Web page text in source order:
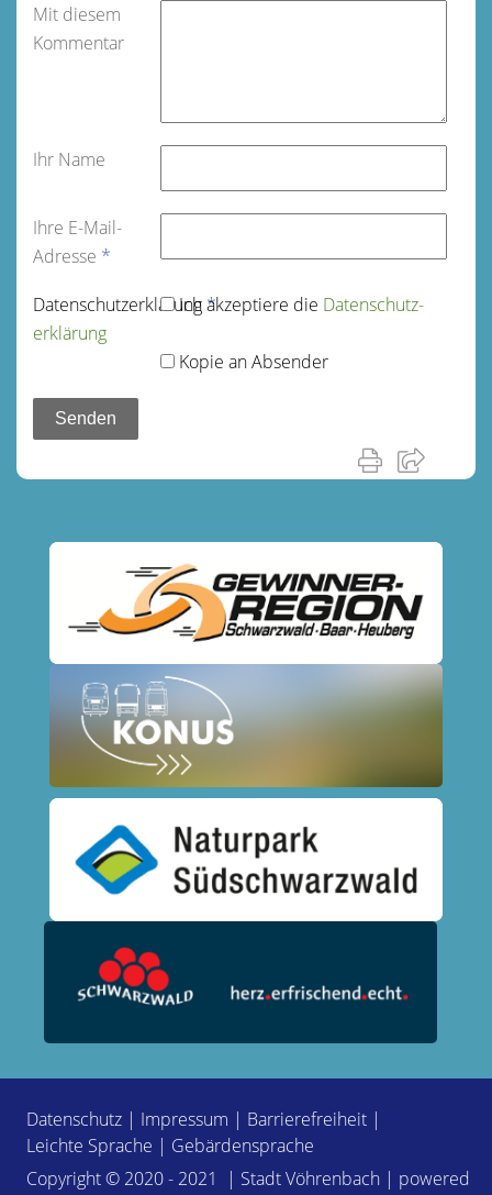
Mit diesem
Kommentar
Ihr Name
Ihre E-Mail-
Adresse *
Datenschutz­erklärung*
Ich akzeptiere die Datenschutz­
erklärung
Kopie an Absender
Datenschutz | Impressum | Barrierefreiheit |
Leichte Sprache | Gebärdensprache
Copyright © 2020 - 2021 | Stadt Vöhrenbach | powered